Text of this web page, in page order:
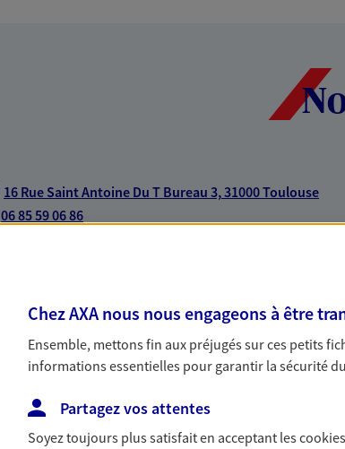
16 Rue Saint Antoine Du T Bureau 3,31000 Toulouse
06 85 59 06 86
de 09:00 à 12:30 (sur rendez-vous)
puis de 14:00 à
*Horaires sur rendez-vous
NOUS CONTACTER
Chez AXA nous nous engageons à être
Ensemble, mettons fin aux préjugés sur ces petits
informations essentielles pour garantir la sécurité
Partagez vos attentes
Soyez toujours plus satisfait en acceptant lescookies